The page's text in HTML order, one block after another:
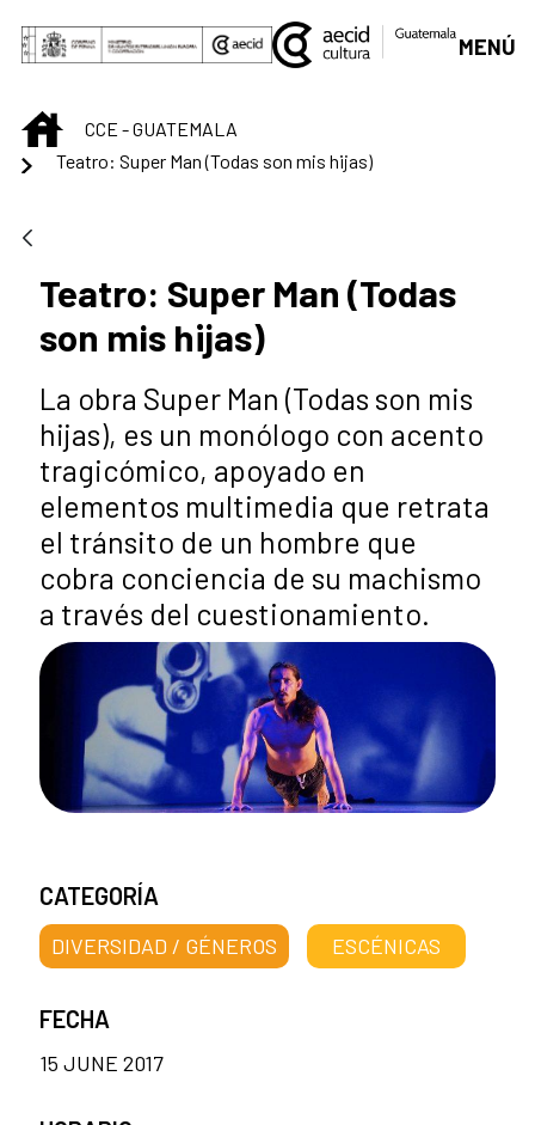
Skip to Main Content
MENÚ
INICIOCCE - GUATEMALA
Teatro: Super Man (Todas son mis hijas)
Teatro: Super Man (Todas
son mis hijas)
La obra Super Man (Todas son mis
hijas), es un monólogo con acento
tragicómico, apoyado en
elementos multimedia que retrata
el tránsito de un hombre que
cobra conciencia de su machismo
a través del cuestionamiento.
CATEGORÍA
DIVERSIDAD / GÉNEROS ESCÉNICAS
FECHA
15 JUNE 2017